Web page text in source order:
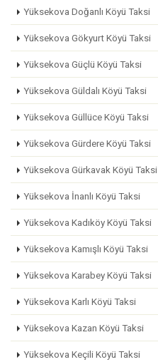
Yüksekova Doğanlı Köyü Taksi
Yüksekova Gökyurt Köyü Taksi
Yüksekova Güçlü Köyü Taksi
Yüksekova Güldalı Köyü Taksi
Yüksekova Güllüce Köyü Taksi
Yüksekova Gürdere Köyü Taksi
Yüksekova Gürkavak Köyü Taksi
Yüksekova İnanlı Köyü Taksi
Yüksekova Kadıköy Köyü Taksi
Yüksekova Kamışlı Köyü Taksi
Yüksekova Karabey Köyü Taksi
Yüksekova Karlı Köyü Taksi
Yüksekova Kazan Köyü Taksi
Yüksekova Keçili Köyü Taksi